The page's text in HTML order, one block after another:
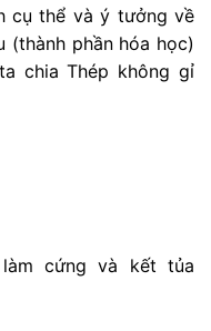
cụ thể và ý tưởng về
(thành phần hóa học)
chia Thép không gỉ
cứng và kết tủa